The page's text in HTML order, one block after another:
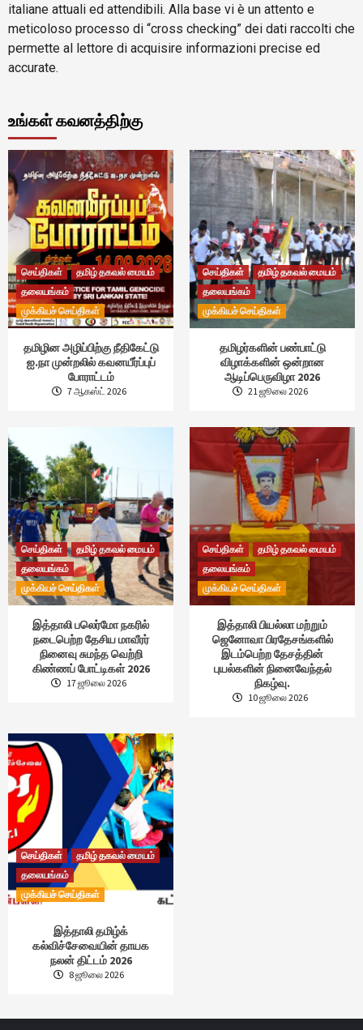
italiane attuali ed attendibili. Alla base vi è un attento e
meticoloso processo di “cross checking” dei dati raccolti che
permette al lettore di acquisire informazioni precise ed
accurate.
உங்கள் கவனத்திற்கு
செய்திகள்
தமிழ் தகவல் மையம்
தலையங்கம்
முக்கியச் செய்திகள்
தமிழின அழிப்பிற்கு நீதிகேட்டு
ஐ.நா முன்றலில் கவனயீர்ப்புப்
போராட்டம்
7 ஆகஸ்ட் 2026
செய்திகள்
தமிழ் தகவல் மையம்
தலையங்கம்
முக்கியச் செய்திகள்
தமிழர்களின் பண்பாட்டு
விழாக்களின் ஒன்றான
ஆடிப்பெருவிழா 2026
21 ஜூலை 2026
செய்திகள்
தமிழ் தகவல் மையம்
தலையங்கம்
முக்கியச் செய்திகள்
இத்தாலி பலெர்மோ நகரில்
நடைபெற்ற தேசிய மாவீரர்
நினைவு சுமந்த வெற்றி
கிண்ணப் போட்டிகள் 2026
17 ஜூலை 2026
செய்திகள்
தமிழ் தகவல் மையம்
தலையங்கம்
முக்கியச் செய்திகள்
இத்தாலி பியல்லா மற்றும்
ஜெனோவா பிரதேசங்களில்
இடம்பெற்ற தேசத்தின்
புயல்களின் நினைவேந்தல்
நிகழ்வு.
10 ஜூலை 2026
செய்திகள்
தமிழ் தகவல் மையம்
தலையங்கம்
முக்கியச் செய்திகள்
இத்தாலி தமிழ்க்
கல்விச்சேவையின் தாயக
நலன் திட்டம் 2026
8 ஜூலை 2026